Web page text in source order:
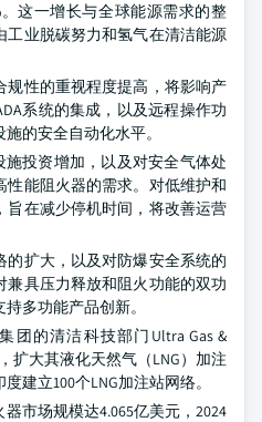
这一增长与全球能源需求的整
工业脱碳努力和氢气在清洁能源
规性的重视程度提高，将影响产
系统的集成，以及远程操作功
的安全自动化水平。
施投资增加，以及对安全气体处
性能阻火器的需求。对低维护和
旨在减少停机时间，将改善运营
的扩大，以及对防爆安全系统的
兼具压力释放和阻火功能的双功
多功能产品创新。
团的清洁科技部门Ultra Gas &
扩大其液化天然气（LNG）加注
建立100个LNG加注站网络。
市场规模达4.065亿美元，2024